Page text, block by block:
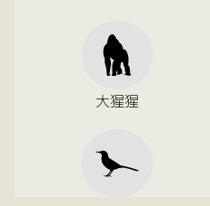
大猩猩